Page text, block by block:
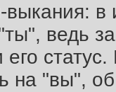
в
ведь
на "вы",